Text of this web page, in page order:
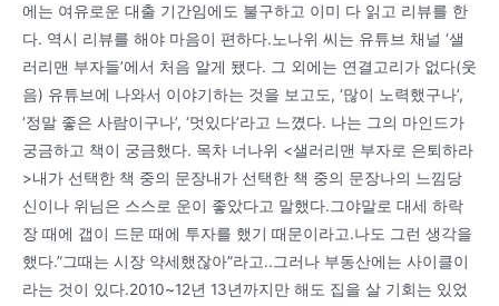
에는 여유로운 대출 기간임에도 불구하고 이미 다 읽고 리뷰를 한
다. 역시 리뷰를 해야 마음이 편하다.노나위 씨는 유튜브 채널 ‘샐
러리맨 부자들’에서 처음 알게 됐다. 그 외에는 연결고리가 없다(웃
음) 유튜브에 나와서 이야기하는 것을 보고도, ‘많이 노력했구나’,
‘정말 좋은 사람이구나’, ‘멋있다’라고 느꼈다. 나는 그의 마인드가
궁금하고 책이 궁금했다. 목차 너나위 <샐러리맨 부자로 은퇴하라
>내가 선택한 책 중의 문장내가 선택한 책 중의 문장나의 느낌당
신이나 위님은 스스로 운이 좋았다고 말했다.그야말로 대세 하락
장 때에 갭이 드문 때에 투자를 했기 때문이라고.나도 그런 생각을
했다.”그때는 시장 약세했잖아”라고..그러나 부동산에는 사이클이
라는 것이 있다.2010~12년 13년까지만 해도 집을 살 기회는 있었